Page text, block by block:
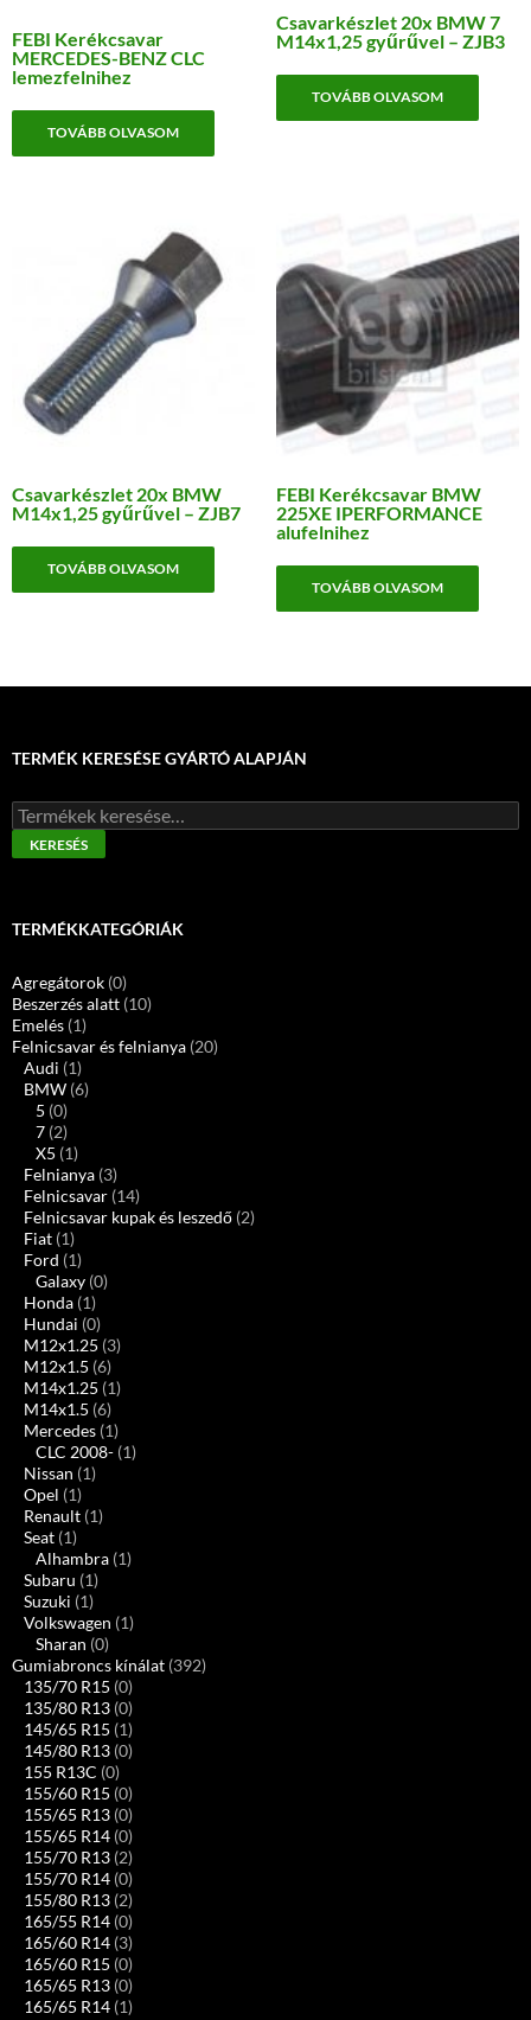
FEBI Kerékcsavar
MERCEDES-BENZ CLC
lemezfelnihez
TOVÁBB OLVASOM
Csavarkészlet 20x BMW 7
M14x1,25 gyűrűvel – ZJB3
TOVÁBB OLVASOM
Csavarkészlet 20x BMW
M14x1,25 gyűrűvel – ZJB7
TOVÁBB OLVASOM
FEBI Kerékcsavar BMW
225XE IPERFORMANCE
alufelnihez
TOVÁBB OLVASOM
TERMÉK KERESÉSE GYÁRTÓ ALAPJÁN
Keresés
a
következőre:
KERESÉS
TERMÉKKATEGÓRIÁK
Agregátorok (0)
Beszerzés alatt (10)
Emelés (1)
Felnicsavar és felnianya (20)
Audi (1)
BMW (6)
5 (0)
7 (2)
X5 (1)
Felnianya (3)
Felnicsavar (14)
Felnicsavar kupak és leszedő (2)
Fiat (1)
Ford (1)
Galaxy (0)
Honda (1)
Hundai (0)
M12x1.25 (3)
M12x1.5 (6)
M14x1.25 (1)
M14x1.5 (6)
Mercedes (1)
CLC 2008- (1)
Nissan (1)
Opel (1)
Renault (1)
Seat (1)
Alhambra (1)
Subaru (1)
Suzuki (1)
Volkswagen (1)
Sharan (0)
Gumiabroncs kínálat (392)
135/70 R15 (0)
135/80 R13 (0)
145/65 R15 (1)
145/80 R13 (0)
155 R13C (0)
155/60 R15 (0)
155/65 R13 (0)
155/65 R14 (0)
155/70 R13 (2)
155/70 R14 (0)
155/80 R13 (2)
165/55 R14 (0)
165/60 R14 (3)
165/60 R15 (0)
165/65 R13 (0)
165/65 R14 (1)